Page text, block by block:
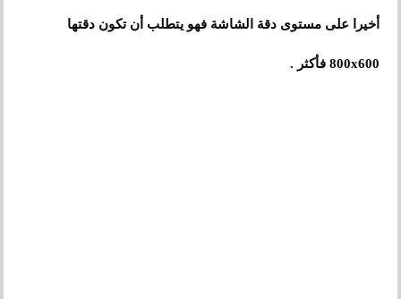
أخير على مستوى دقة الشاشة فهو يتطلب أن تكون دقتها
800x600 فأكثر .